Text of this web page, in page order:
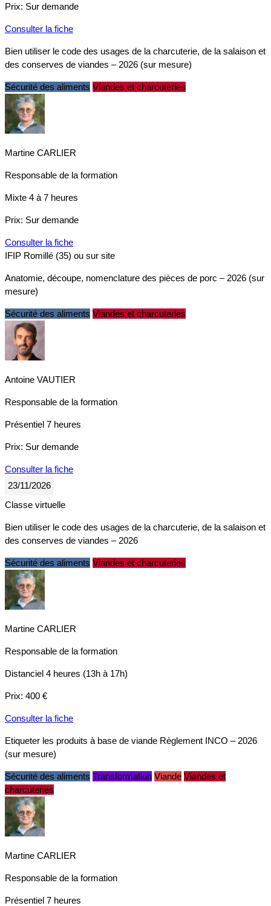
Prix: Sur demande
Consulter la fiche
Bien utiliser le code des usages de la charcuterie, de la salaison et
des conserves de viandes – 2026 (sur mesure)
Sécurité des aliments Viandes et charcuteries
Martine CARLIER
Responsable de la formation
Mixte 4 à 7 heures
Prix: Sur demande
Consulter la fiche
IFIP Romillé (35) ou sur site
Anatomie, découpe, nomenclature des pièces de porc – 2026 (sur
mesure)
Sécurité des aliments Viandes et charcuteries
Antoine VAUTIER
Responsable de la formation
Présentiel 7 heures
Prix: Sur demande
Consulter la fiche
23/11/2026
Classe virtuelle
Bien utiliser le code des usages de la charcuterie, de la salaison et
des conserves de viandes – 2026
Sécurité des aliments Viandes et charcuteries
Martine CARLIER
Responsable de la formation
Distanciel 4 heures (13h à 17h)
Prix: 400 €
Consulter la fiche
Etiqueter les produits à base de viande Règlement INCO – 2026
(sur mesure)
Sécurité des aliments Transformation Viande Viandes et
charcuteries
Martine CARLIER
Responsable de la formation
Présentiel 7 heures